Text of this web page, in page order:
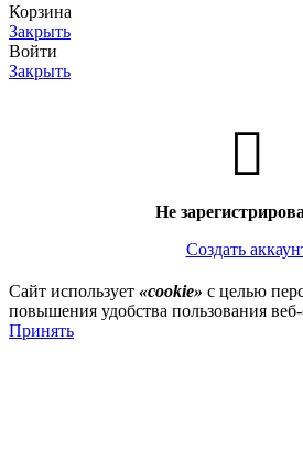
Корзина
Закрыть
Войти
Закрыть
Не
Создать
Сайт использует «cookie» с целью
повышения удобства пользования
Принять